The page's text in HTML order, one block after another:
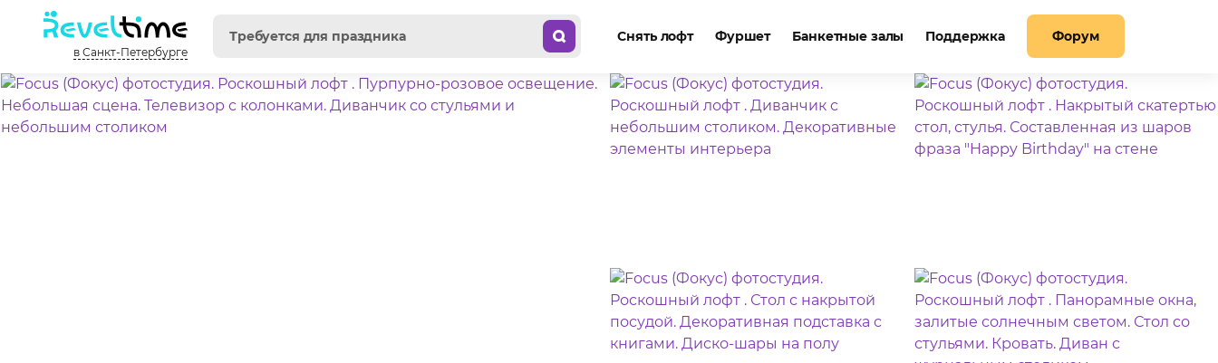
в Санкт-Петербурге
Снять лофт Фуршет Банкетные залы Поддержка Форум